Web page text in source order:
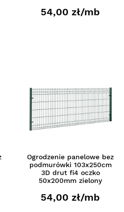
54,00 zł/mb
Ogrodzenie panelowe bez
podmurówki 103x250cm
3D drut fi4 oczko
50x200mm zielony
54,00 zł/mb